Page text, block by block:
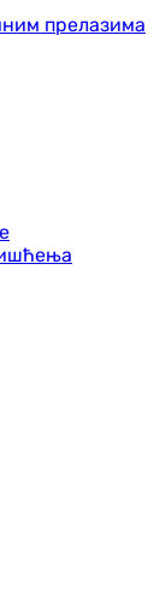
прелазима